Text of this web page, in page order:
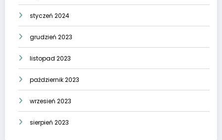
styczeń 2024
grudzień 2023
listopad 2023
październik 2023
wrzesień 2023
sierpień 2023